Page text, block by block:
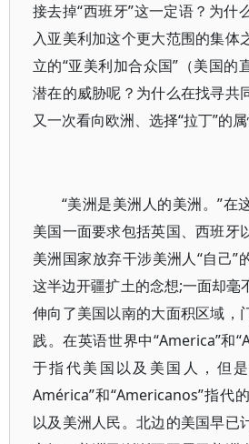
接去掉“西班牙”这一定语？为什
入亚美利加这个更大范围的集体
立的“亚美利加合众国”（美国的
潜在的威胁呢？为什么在找寻共
又一次看向欧洲、选择“拉丁”的
“美洲是美洲人的美洲。”在
美国一面要求包括英国、西班牙
美洲国家放弃干涉美洲人“自己”
这半边开疆扩土的念想;一面却毫
伸向了美国以南的大面积区域，
践。在英语世界中“America”和
于指代美国以及美国人，但
América”和“Americanos”指代
以及美洲人民。北边的美国早已